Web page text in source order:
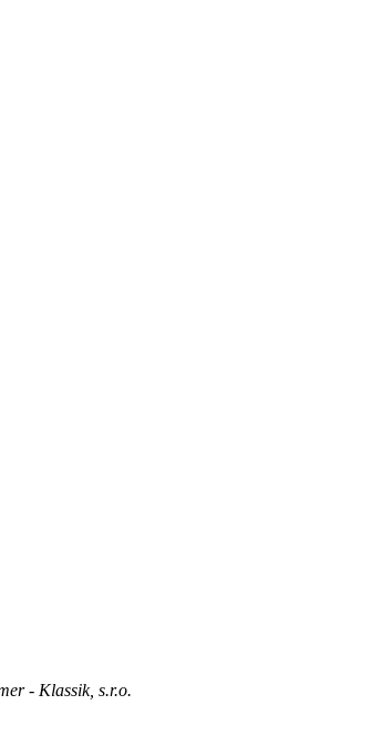
- Klassik, s.r.o.